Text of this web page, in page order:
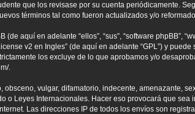
que los revisase por su cuenta periódicamente.
términos tal como fueron actualizados y/o
aquí en adelante “ellos”, “sus”, “software phpBB”,
v2 en Ingles” (de aquí en adelante “GPL”) y
los excluye de lo que aprobamos y/o
.
vulgar, difamatorio, indecente, amenazante,
o Leyes Internacionales. Hacer eso provocará que
Las direcciones IP de todos los envíos son